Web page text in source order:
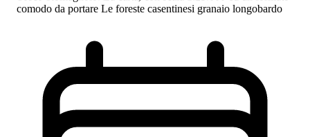
comodo da portare Le foreste casentinesi granaio longobardo